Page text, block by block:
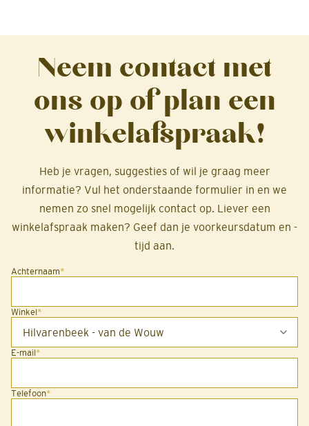
Neem contact met
ons op of plan een
winkelafspraak!
Heb je vragen, suggesties of wil je graag meer
informatie? Vul het onderstaande formulier in en we
nemen zo snel mogelijk contact op. Liever een
winkelafspraak maken? Geef dan je voorkeursdatum en -
tijd aan.
Achternaam*
Winkel*
E-mail*
Telefoon*